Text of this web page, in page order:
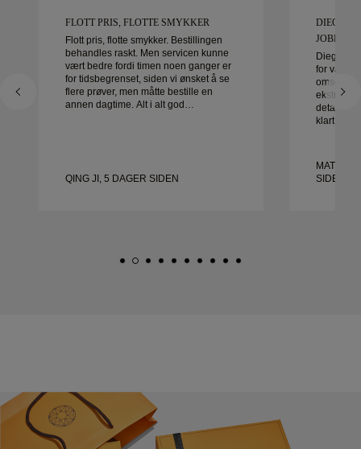
FLOTT PRIS, FLOTTE SMYKKER
Flott pris, flotte smykker. Bestillingen
behandles raskt. Men servicen kunne
vært bedre fordi timen noen ganger er
for tidsbegrenset, siden vi ønsket å se
flere prøver, men måtte bestille en
annen dagtime. Alt i alt god
QING JI, 5 DAGER SIDEN
DIEGO
JOBBE
Diego
for våre
omsorg
detalj ble
klart i
SIDEN